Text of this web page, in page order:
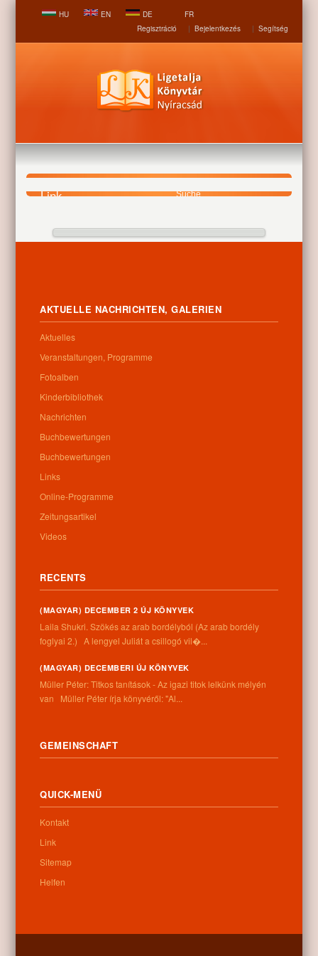
HU EN DE
FR
Regisztráció
| Bejelentkezés | Segítség
Link
Name (erforderlich)
E-Mail (erforderlich)
AKTUELLE NACHRICHTEN, GALERIEN
Aktuelles
Veranstaltungen, Programme
Fotoalben
Kinderbibliothek
Nachrichten
Buchbewertungen
Buchbewertungen
Links
Online-Programme
Zeitungsartikel
Videos
RECENTS
(MAGYAR) DECEMBER 2 ÚJ KÖNYVEK
Laila Shukri. Szökés ​az arab bordélyból (Az arab bordély
foglyai 2.) A lengyel Juliát a csillogó vil�...
(MAGYAR) DECEMBERI ÚJ KÖNYVEK
Müller Péter: Titkos tanítások - Az igazi titok lelkünk mélyén
van Müller Péter írja könyvéről: "Al...
GEMEINSCHAFT
QUICK-MENÜ
Kontakt
Link
Sitemap
Helfen